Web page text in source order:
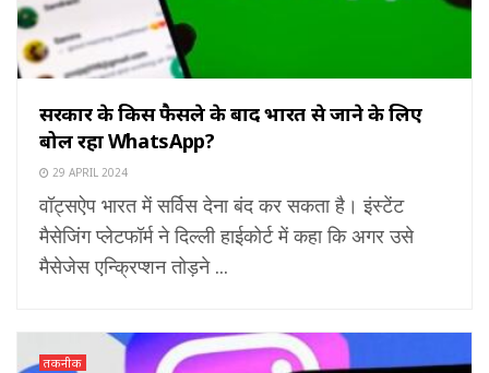
सरकार के किस फैसले के बाद भारत से जाने के लिए
बोल रहा WhatsApp?
29 APRIL 2024
वॉट्सऐप भारत में सर्विस देना बंद कर सकता है। इंस्टेंट
मैसेजिंग प्लेटफॉर्म ने दिल्ली हाईकोर्ट में कहा कि अगर उसे
मैसेजेस एन्क्रिप्शन तोड़ने ...
तकनीक